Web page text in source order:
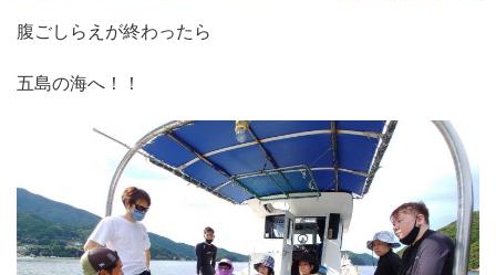
腹ごしらえが終わったら
五島の海へ！！